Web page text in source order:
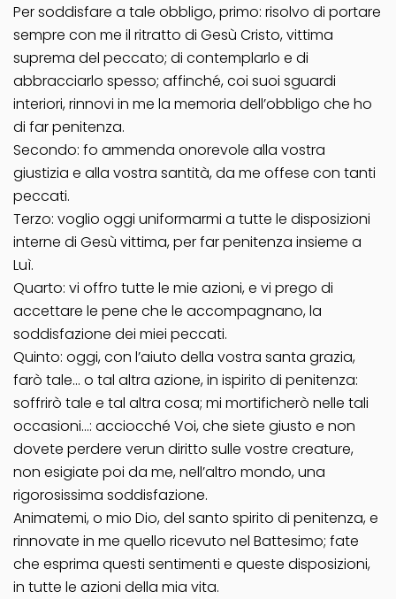
Per soddisfare a tale obbligo, primo: risolvo di portare
sempre con me il ritratto di Gesù Cristo, vittima
suprema del peccato; di contemplarlo e di
abbracciarlo spesso; affinché, coi suoi sguardi
interiori, rinnovi in me la memoria dell’obbligo che ho
di far penitenza.
Secondo: fo ammenda onorevole alla vostra
giustizia e alla vostra santità, da me offese con tanti
peccati.
Terzo: voglio oggi uniformarmi a tutte le disposizioni
interne di Gesù vittima, per far penitenza insieme a
Luì.
Quarto: vi offro tutte le mie azioni, e vi prego di
accettare le pene che le accompagnano, la
soddisfazione dei miei peccati.
Quinto: oggi, con l’aiuto della vostra santa grazia,
farò tale… o tal altra azione, in ispirito di penitenza:
soffrirò tale e tal altra cosa; mi mortificherò nelle tali
occasioni…: acciocché Voi, che siete giusto e non
dovete perdere verun diritto sulle vostre creature,
non esigiate poi da me, nell’altro mondo, una
rigorosissima soddisfazione.
Animatemi, o mio Dio, del santo spirito di penitenza, e
rinnovate in me quello ricevuto nel Battesimo; fate
che esprima questi sentimenti e queste disposizioni,
in tutte le azioni della mia vita.